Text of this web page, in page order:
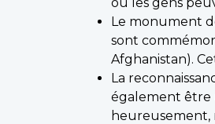
Le monument
sont
Afghanistan).
La
également être
heureusement,